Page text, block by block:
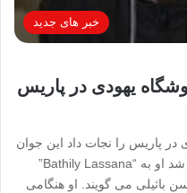
خبر های جدید
یهودی در پاریس
پاریس را نجات داد این جوان
24 ساله 24 سال پیش در سنگال متولد شد او به “Bathily Lassana”
باثیلی می گویند. او هنگامی